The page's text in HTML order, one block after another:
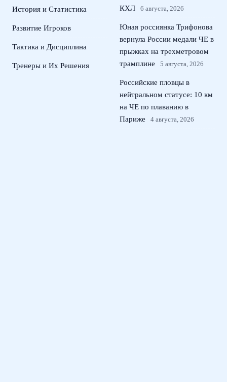
История и Статистика
Развитие Игроков
Тактика и Дисциплина
Тренеры и Их Решения
КХЛ
6 августа, 2026
Юная россиянка Трифонова
вернула России медали ЧЕ в
прыжках на трехметровом
трамплине
5 августа, 2026
Российские пловцы в
нейтральном статусе: 10 км
на ЧЕ по плаванию в
Париже
4 августа, 2026